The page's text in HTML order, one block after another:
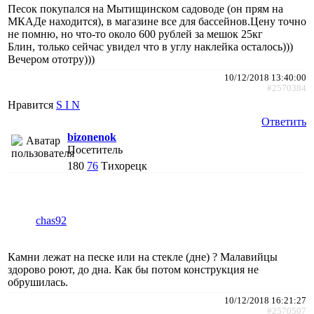
Песок покупался на Мытищинском садоводе (он прям на
МКАДе находится), в магазине все для бассейнов.Цену точно
не помню, но что-то около 600 рублей за мешок 25кг
Блин, только сейчас увидел что в углу наклейка осталось)))
Вечером ототру)))
10/12/2018 13:40:00
#2570384
Нравится S I N
Ответить
bizonenok
Посетитель
180 76 Тихорецк
chas92
Камни лежат на песке или на стекле (дне) ? Малавийцы
здорово роют, до дна. Как бы потом конструкция не
обрушилась.
10/12/2018 16:21:27
#2570507